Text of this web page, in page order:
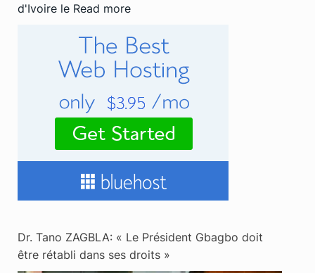
d'Ivoire le Read more
Dr. Tano ZAGBLA: « Le Président Gbagbo doit
être rétabli dans ses droits »